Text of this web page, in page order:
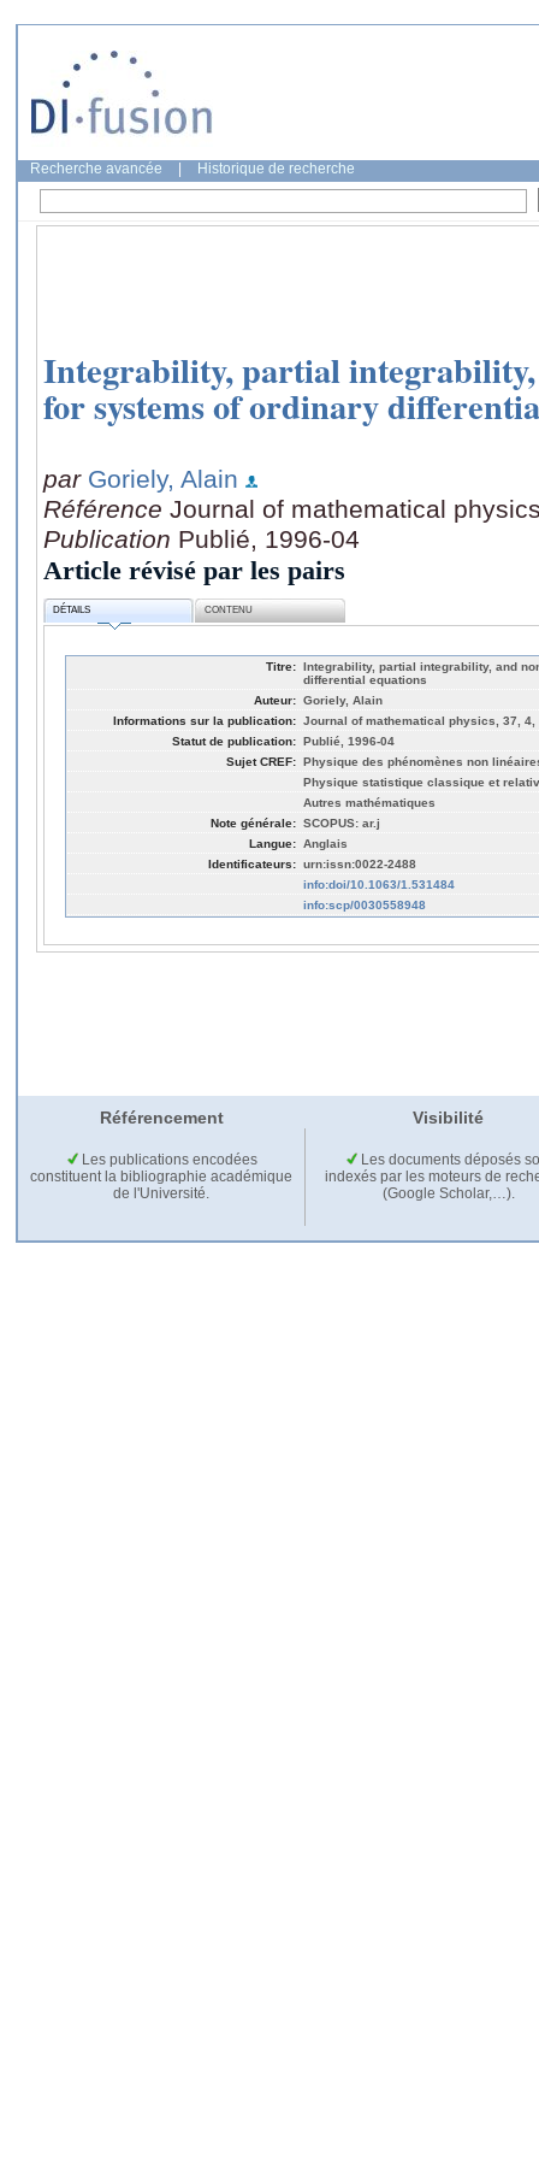
Recherche avancée Historique de recherche
Integrability, partial
for systems of ordinary
par Goriely, Alain
Référence Journal of mathematical
Publication Publié, 1996-04
Article révisé par les pairs
DÉTAILS CONTENU
Titre: Integrability, partial integrability, and
differential equations
Auteur: Goriely, Alain
Informations sur la publication: Journal of mathematical physics, 37, 4,
Statut de publication: Publié, 1996-04
Sujet CREF: Physique des phénomènes non
Physique statistique classique et
Autres mathématiques
Note générale: SCOPUS: ar.j
Langue: Anglais
Identificateurs: urn:issn:0022-2488
info:doi/10.1063/1.531484
info:scp/0030558948
Référencement Visibilité
Les publications encodées
constituent la bibliographie académique
de l'Université.
Les documents déposés
indexés par les moteurs de
(Google Scholar,…).